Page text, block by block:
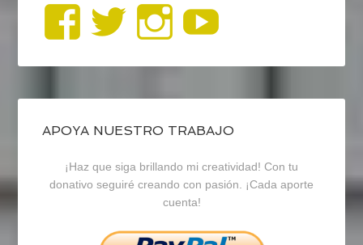
Ver
perfil
de
blogrecursosep
en
Facebook
Ver
perfil
de
recursosep
en
Twitter
Ver
perfil
de
recursosep
en
Instagram
APOYA NUESTRO TRABAJO
¡Haz que siga brillando mi creatividad! Con tu
donativo seguiré creando con pasión. ¡Cada aporte
cuenta!